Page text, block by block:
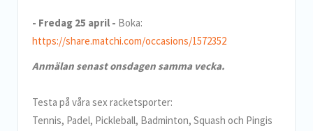
- Fredag 25 april - Boka:
https://share.matchi.com/occasions/1572352
Anmälan senast onsdagen samma vecka.
Testa på våra sex racketsporter:
Tennis, Padel, Pickleball, Badminton, Squash och Pingis